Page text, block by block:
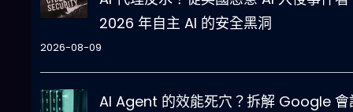
2026 年自主 AI 的安全黑洞
2026-08-09
AI Agent 的效能死穴？拆解 Google 會